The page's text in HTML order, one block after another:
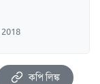
2018
কপি লিঙ্ক